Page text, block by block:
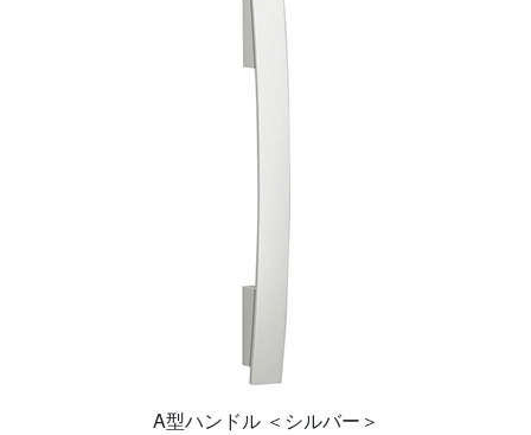
A型ハンドル ＜シルバー＞